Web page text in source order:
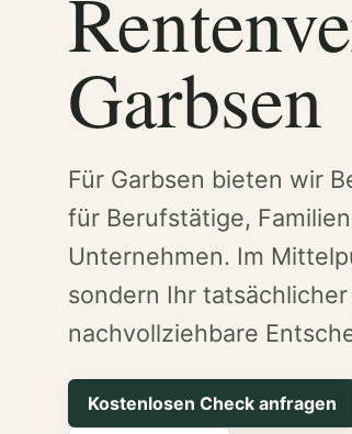
Garbsen
Für Garbsen bieten wir
für Berufstätige,
Unternehmen. Im
sondern Ihr
nachvollziehbare
Kostenlosen Check anfragen